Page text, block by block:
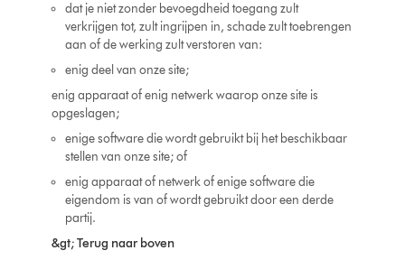
dat je niet zonder bevoegdheid toegang zult
verkrijgen tot, zult ingrijpen in, schade zult toebrengen
aan of de werking zult verstoren van:
enig deel van onze site;
enig apparaat of enig netwerk waarop onze site is
opgeslagen;
enige software die wordt gebruikt bij het beschikbaar
stellen van onze site; of
enig apparaat of netwerk of enige software die
eigendom is van of wordt gebruikt door een derde
partij.
&gt; Terug naar boven